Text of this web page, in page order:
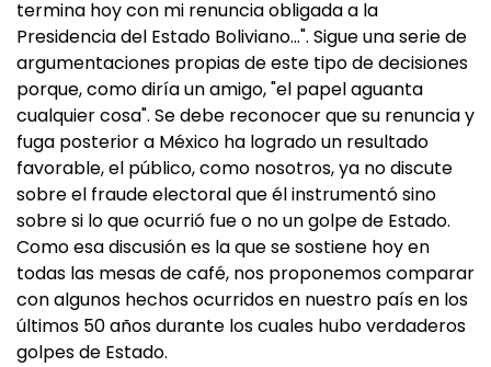
termina hoy con mi renuncia obligada a la
Presidencia del Estado Boliviano…". Sigue una serie de
argumentaciones propias de este tipo de decisiones
porque, como diría un amigo, "el papel aguanta
cualquier cosa". Se debe reconocer que su renuncia y
fuga posterior a México ha logrado un resultado
favorable, el público, como nosotros, ya no discute
sobre el fraude electoral que él instrumentó sino
sobre si lo que ocurrió fue o no un golpe de Estado.
Como esa discusión es la que se sostiene hoy en
todas las mesas de café, nos proponemos comparar
con algunos hechos ocurridos en nuestro país en los
últimos 50 años durante los cuales hubo verdaderos
golpes de Estado.